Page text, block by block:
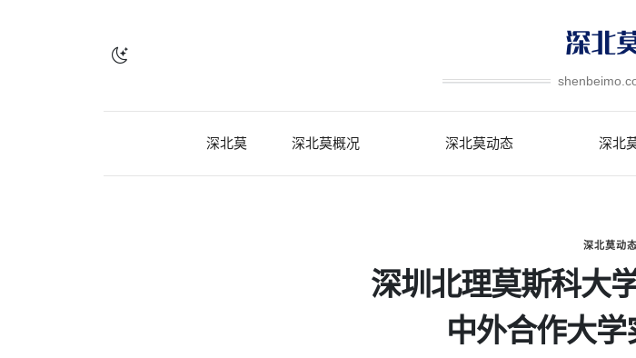
深北莫 深北莫概况 深北莫动态 深北
深北莫动态
深圳北理莫斯科大
中外合作大学